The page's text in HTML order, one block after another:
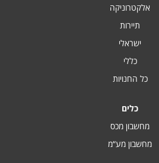
אלקטרוניקה
תיירות
ישראלי
כללי
כל החנויות
כלים
מחשבון מכס
מחשבון מע“מ